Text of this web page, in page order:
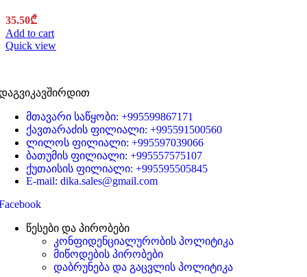
35.50₾
Add to cart
Quick view
მთავარი საწყობი: +995599867171
ქავთარაძის ფილიალი: +995591500560
ლილოს ფილიალი: +995597039066
ბათუმის ფილიალი: +995557575107
ქუთაისის ფილიალი: +995595505845
E-mail: dika.sales@gmail.com
წესები და პირობები
კონფიდენციალურობის პოლიტიკა
მიწოდების პირობები
დაბრუნება და გაცვლის პოლიტიკა